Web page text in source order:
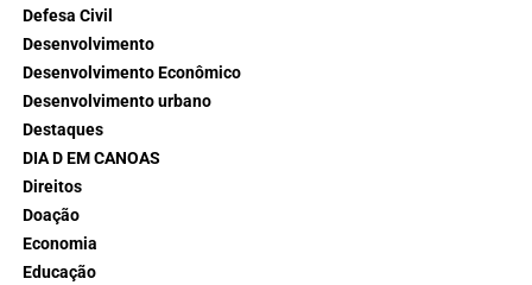
Defesa Civil
Desenvolvimento
Desenvolvimento Econômico
Desenvolvimento urbano
Destaques
DIA D EM CANOAS
Direitos
Doação
Economia
Educação